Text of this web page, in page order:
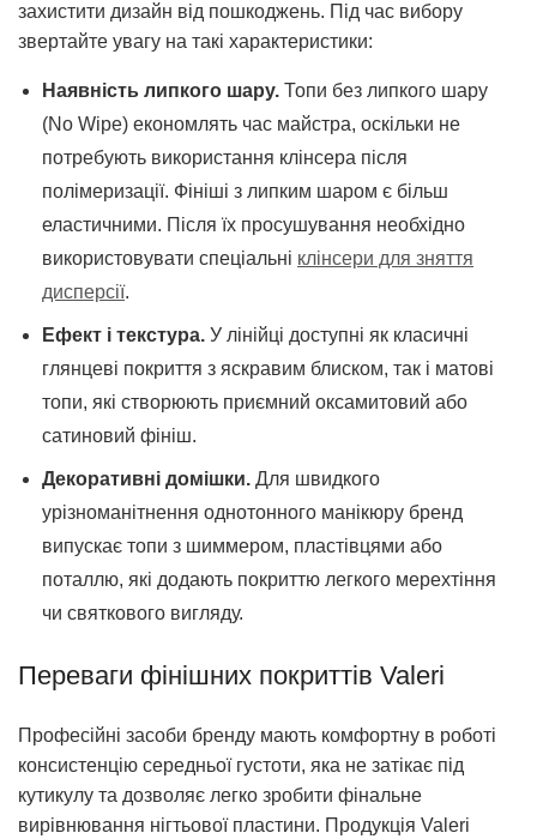
захистити дизайн від пошкоджень. Під час вибору
звертайте увагу на такі характеристики:
Наявність липкого шару. Топи без липкого шару
(No Wipe) економлять час майстра, оскільки не
потребують використання клінсера після
полімеризації. Фініші з липким шаром є більш
еластичними. Після їх просушування необхідно
використовувати спеціальні клінсери для зняття
дисперсії.
Ефект і текстура. У лінійці доступні як класичні
глянцеві покриття з яскравим блиском, так і матові
топи, які створюють приємний оксамитовий або
сатиновий фініш.
Декоративні домішки. Для швидкого
урізноманітнення однотонного манікюру бренд
випускає топи з шиммером, пластівцями або
поталлю, які додають покриттю легкого мерехтіння
чи святкового вигляду.
Переваги фінішних покриттів Valeri
Професійні засоби бренду мають комфортну в роботі
консистенцію середньої густоти, яка не затікає під
кутикулу та дозволяє легко зробити фінальне
вирівнювання нігтьової пластини. Продукція Valeri